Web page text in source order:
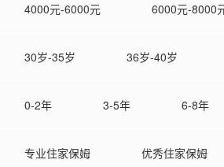
4000元-6000元 6000元-8000
30岁-35岁 36岁-40岁
0-2年 3-5年 6-8年
专业住家保姆 优秀住家保姆